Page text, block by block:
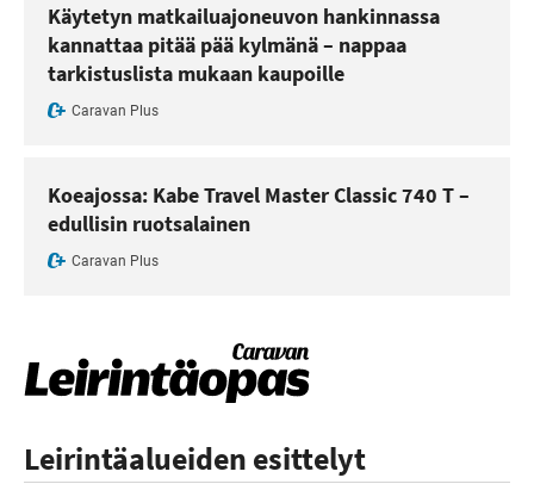
Käytetyn matkailuajoneuvon hankinnassa
kannattaa pitää pää kylmänä – nappaa
tarkistuslista mukaan kaupoille
Caravan Plus
Koeajossa: Kabe Travel Master Classic 740 T –
edullisin ruotsalainen
Caravan Plus
Leirintäalueiden esittelyt